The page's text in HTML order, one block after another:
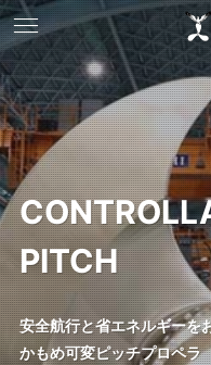
SHIPS
高速性能を実現しつつ、環
KAMOME
PROPELLER
100年近くに渡り、世界の
ロペラ
SGmax
Debut
SGプロペラをさらに進化
GATE
SYSTEM
実船で14%の省エネ性能を
PITCH
安全航行と省エネルギーを
かもめ可変ピッチプロペラ
SHIPS
高速性能を実現しつつ、環
KAMOME
PROPELLER
100年近くに渡り、世界の
ロペラ